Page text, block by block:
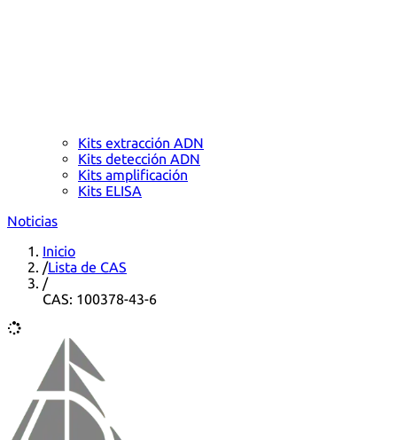
Kits extracción ADN
Kits detección ADN
Kits amplificación
Kits ELISA
Noticias
Inicio
/Lista de CAS
/
CAS: 100378-43-6